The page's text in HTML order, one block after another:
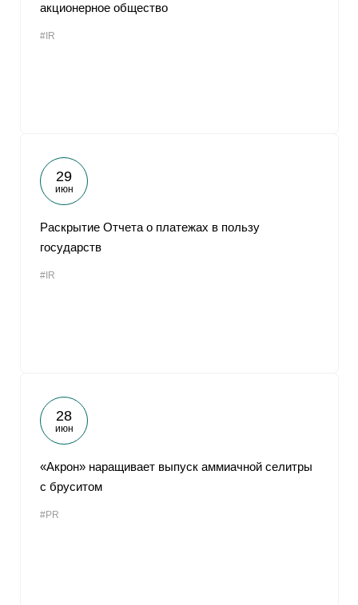
акционерное общество
#IR
29
июн
Раскрытие Отчета о платежах в пользу
государств
#IR
28
июн
«Акрон» наращивает выпуск аммиачной селитры
с бруситом
#PR